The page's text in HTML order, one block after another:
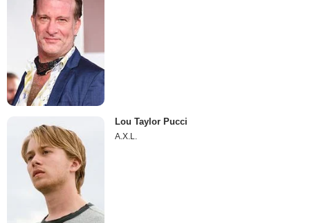
Lou Taylor Pucci
A.X.L.